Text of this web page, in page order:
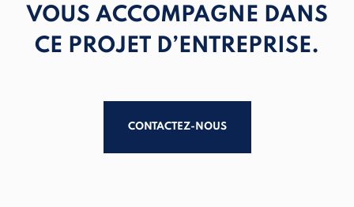
VOUS ACCOMPAGNE DANS
CE PROJET D’ENTREPRISE.
CONTACTEZ-NOUS